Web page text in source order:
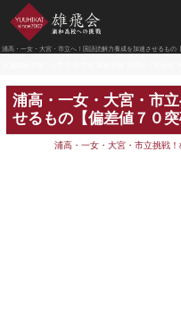
浦高・一女・大宮・市
せるもの【偏差値７０突
浦高・一女・大宮・市立挑戦